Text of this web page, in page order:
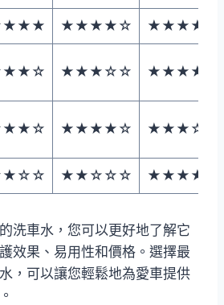
★★★★☆ ★★★★☆
★★★☆☆ ★★★★★
★★★★☆ ★★★☆☆
★★☆☆☆ ★★★★☆
洗車水，您可以更好地了解它
效果、易用性和價格。選擇最
，可以讓您輕鬆地為愛車提供